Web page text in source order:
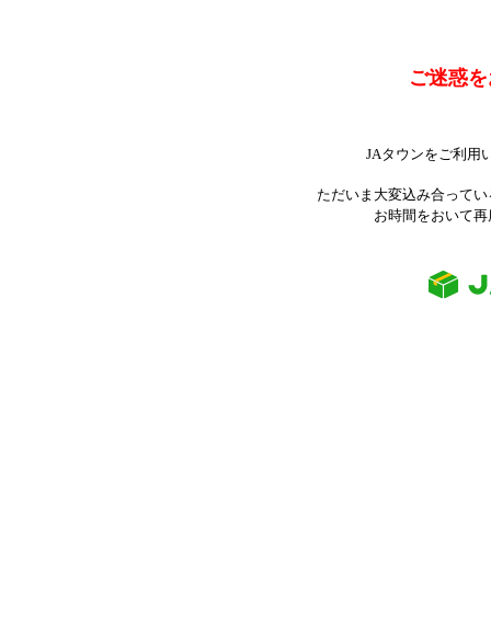
ご迷惑
JAタウンをご利用
ただいま大変込み合って
お時間をおいて